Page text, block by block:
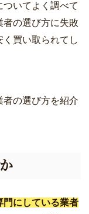
いてよく調べて
の選び方に失敗
買い取られてし
者の選び方を紹介
門にしている業者